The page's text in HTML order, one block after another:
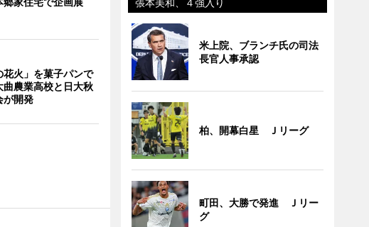
花火」を菓子パンで
農業高校と日大秋
が開発
張本美和、４強入り
米上院、ブランチ氏の司法
長官人事承認
柏、開幕白星 Ｊリーグ
町田、大勝で発進 Ｊリー
グ